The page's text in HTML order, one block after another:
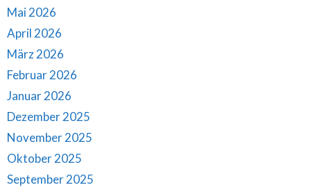
Mai 2026
April 2026
März 2026
Februar 2026
Januar 2026
Dezember 2025
November 2025
Oktober 2025
September 2025